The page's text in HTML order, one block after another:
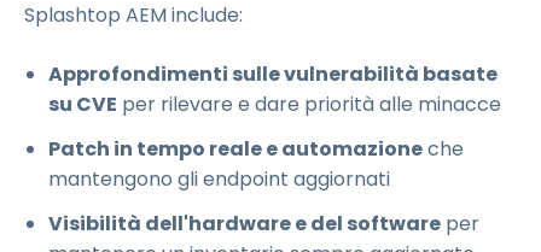
Splashtop AEM include:
Approfondimenti sulle vulnerabilità basate
su CVE per rilevare e dare priorità alle minacce
Patch in tempo reale e automazioneche
mantengono gli endpoint aggiornati
Visibilità dell'hardware e del software per